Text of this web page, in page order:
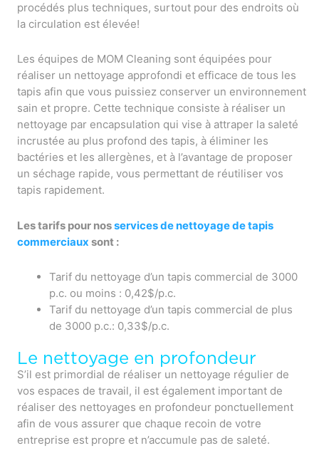
procédés plus techniques, surtout pour des endroits où
la circulation est élevée!
Les équipes de MOM Cleaning sont équipées pour
réaliser un nettoyage approfondi et efficace de tous les
tapis afin que vous puissiez conserver un environnement
sain et propre. Cette technique consiste à réaliser un
nettoyage par encapsulation qui vise à attraper la saleté
incrustée au plus profond des tapis, à éliminer les
bactéries et les allergènes, et à l’avantage de proposer
un séchage rapide, vous permettant de réutiliser vos
tapis rapidement.
Les tarifs pour nosservices de nettoyage de tapis
commerciaux sont :
Tarif du nettoyage d’un tapis commercial de 3000
p.c. ou moins : 0,42$/p.c.
Tarif du nettoyage d’un tapis commercial de plus
de 3000 p.c.: 0,33$/p.c.
Le nettoyage en profondeur
S’il est primordial de réaliser un nettoyage régulier de
vos espaces de travail, il est également important de
réaliser des nettoyages en profondeur ponctuellement
afin de vous assurer que chaque recoin de votre
entreprise est propre et n’accumule pas de saleté.